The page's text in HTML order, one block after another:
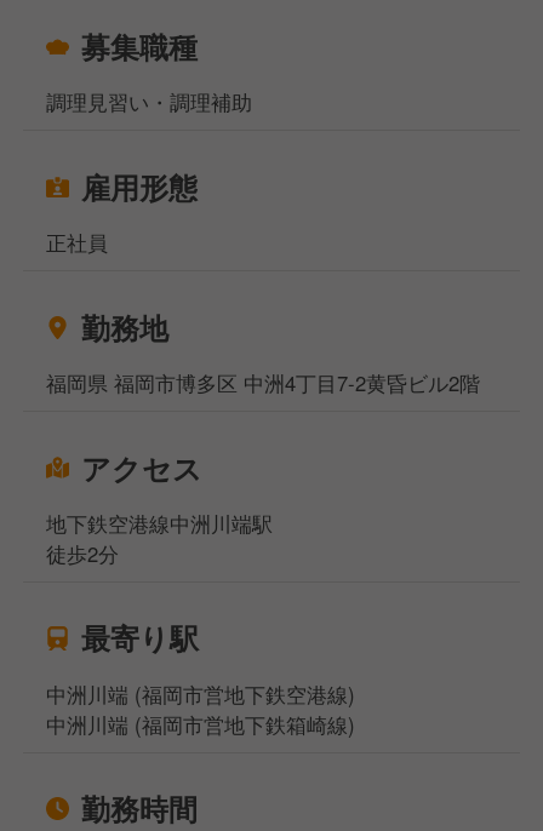
募集職種
調理見習い・調理補助
雇用形態
正社員
勤務地
福岡県 福岡市博多区 中洲4丁目7-2黄昏ビル2階
アクセス
地下鉄空港線中洲川端駅
徒歩2分
最寄り駅
中洲川端 (福岡市営地下鉄空港線)
中洲川端 (福岡市営地下鉄箱崎線)
勤務時間